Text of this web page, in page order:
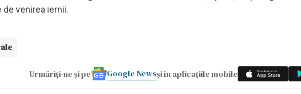
venirea iernii.
Urmăriți-ne și pe Google Newsși în aplicațiile mobile